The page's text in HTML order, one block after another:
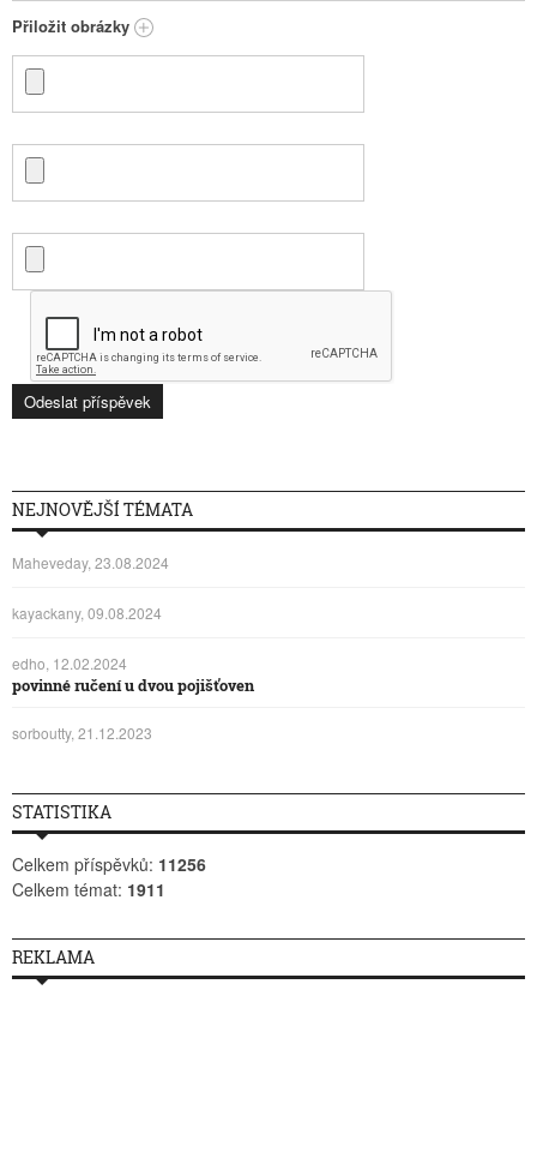
Přiložit obrázky
NEJNOVĚJŠÍ TÉMATA
Maheveday, 23.08.2024
kayackany, 09.08.2024
edho, 12.02.2024
povinné ručení u dvou pojišťoven
sorboutty, 21.12.2023
STATISTIKA
Celkem příspěvků: 11256
Celkem témat: 1911
REKLAMA